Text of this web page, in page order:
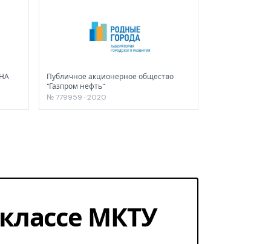
Публичное акционерное общество
"Газпром нефть"
№ 779959 · 2020
МКТУ